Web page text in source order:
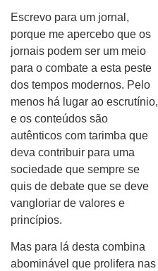
Escrevo para um jornal,
porque me apercebo que os
jornais podem ser um meio
para o combate a esta peste
dos tempos modernos. Pelo
menos há lugar ao escrutínio,
e os conteúdos são
autênticos com tarimba que
deva contribuir para uma
sociedade que sempre se
quis de debate que se deve
vangloriar de valores e
princípios.
Mas para lá desta combina
abominável que prolifera nas